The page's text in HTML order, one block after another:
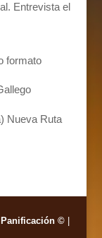
Entrevista el
formato
Nueva Ruta
Panificación © |